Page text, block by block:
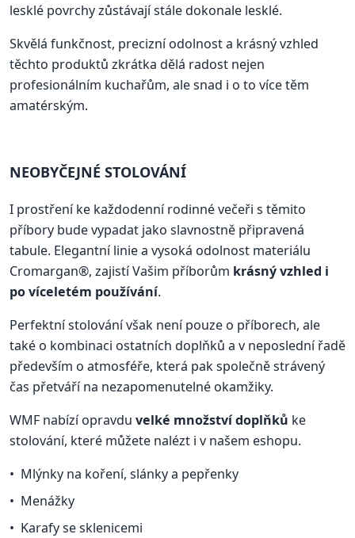
lesklé povrchy zůstávají stále dokonale lesklé.
Skvělá funkčnost, precizní odolnost a krásný vzhled
těchto produktů zkrátka dělá radost nejen
profesionálním kuchařům, ale snad i o to více těm
amatérským.
NEOBYČEJNÉ STOLOVÁNÍ
I prostření ke každodenní rodinné večeři s těmito
příbory bude vypadat jako slavnostně připravená
tabule. Elegantní linie a vysoká odolnost materiálu
Cromargan®, zajistí Vašim příborům krásný vzhled i
po víceletém používání.
Perfektní stolování však není pouze o příborech, ale
také o kombinaci ostatních doplňků a v neposlední řadě
především o atmosféře, která pak společně strávený
čas přetváří na nezapomenutelné okamžiky.
WMF nabízí opravdu velké množství doplňků ke
stolování, které můžete nalézt i v našem eshopu.
Mlýnky na koření, slánky a pepřenky
Menážky
Karafy se sklenicemi